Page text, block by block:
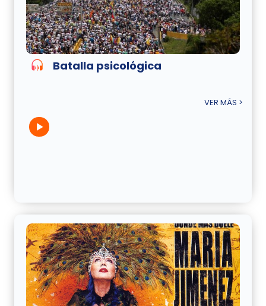
Batalla psicológica
VER MÁS >